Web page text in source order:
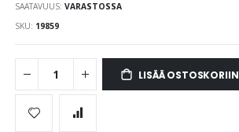
images
gallery
SAATAVUUS: VARASTOSSA
SKU 19859
LISÄÄ OSTOSKORIIN